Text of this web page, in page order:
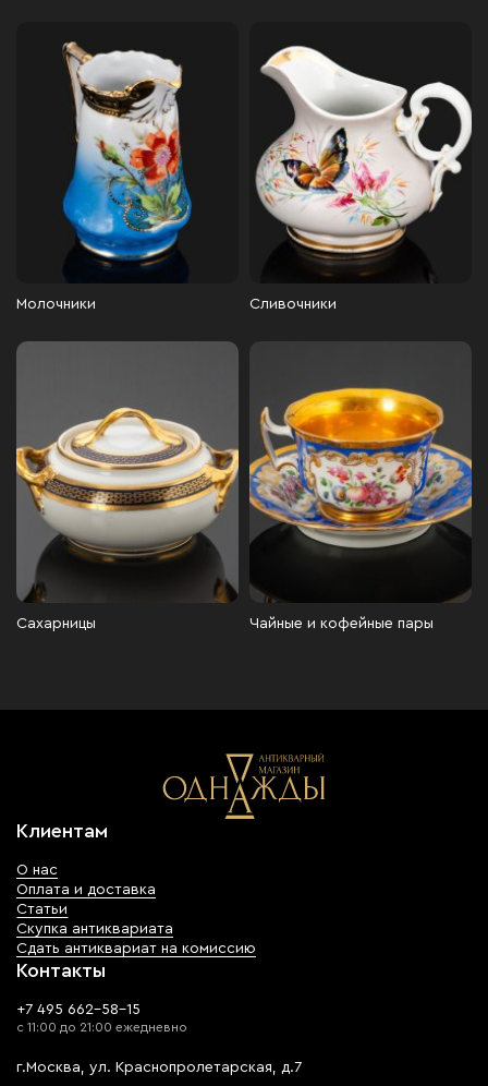
Молочники Сливочники
Сахарницы Чайные и кофейные пары
Клиентам
О нас
Оплата и доставка
Статьи
Скупка антиквариата
Сдать антиквариат на комиссию
Контакты
+7 495 662-58-15
с 11:00 до 21:00 ежедневно
г.Москва, ул. Краснопролетарская, д.7